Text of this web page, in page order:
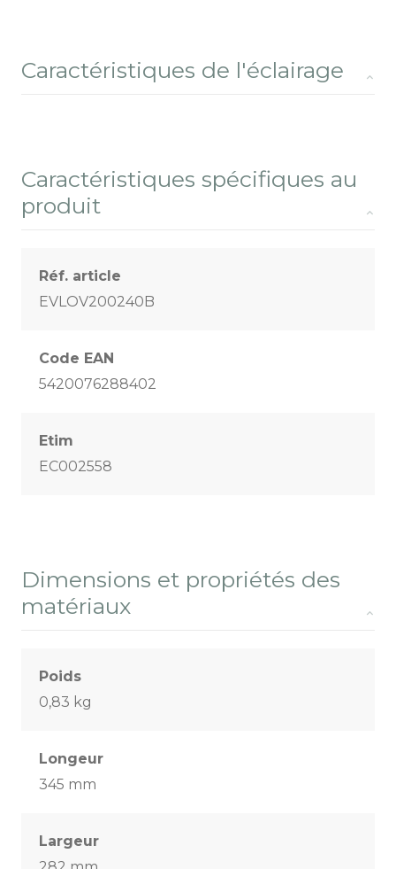
Caractéristiques de l'éclairage
Caractéristiques spécifiques au
produit
Réf. article
EVLOV200240B
Code EAN
5420076288402
Etim
EC002558
Dimensions et propriétés des
matériaux
Poids
0,83 kg
Longeur
345 mm
Largeur